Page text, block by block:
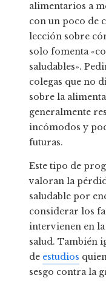
alimentarios a
con un poco de
lección sobre
solo fomenta
saludables».
colegas que no
sobre la
generalmente
incómodos y
futuras.
Este tipo de
valoran la
saludable por
considerar los
intervienen en
salud. También
de estudios
sesgo contra la